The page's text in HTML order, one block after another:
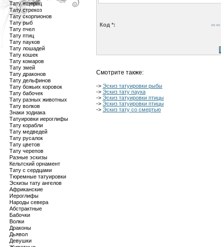
Тату ящериц
Тату стрекоз
Тату скорпионов
Тату рыб
Тату пчел
Тату птиц
Тату пауков
Тату лошадей
Тату кошек
Тату комаров
Тату змей
Тату драконов
Тату дельфинов
Тату божьих коровок
Тату бабочек
Тату разных животных
Тату волков
Знаки зодиака
Татуировки иероглифы
Тату корабли
Тату медведей
Тату русалок
Тату цветов
Тату черепов
Разные эскизы
Кельтский орнамент
Тату с сердцами
Тюремные татуировки
Эскизы тату ангелов
Африканские
Иероглифы
Народы севера
Абстрактные
Бабочки
Волки
Драконы
Дьявол
Девушки
Код *:
Смотрите также:
-> Эскиз татуировки рыбы
-> Эскиз тату паука
-> Эскиз татуировки птицы
-> Эскиз татуировки птицы
-> Эскиз тату со смертью